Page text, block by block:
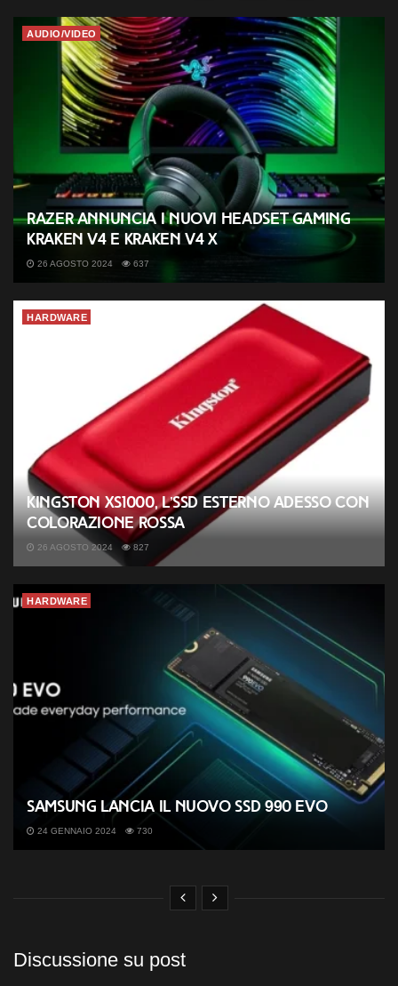
AUDIO/VIDEO
Razer annuncia i nuovi headset gaming
Kraken V4 e Kraken V4 X
26 AGOSTO 2024 637
HARDWARE
Kingston XS1000, l’SSD esterno adesso con
colorazione rossa
26 AGOSTO 2024 827
HARDWARE
Samsung lancia il nuovo SSD 990 EVO
24 GENNAIO 2024 730
Discussione su post